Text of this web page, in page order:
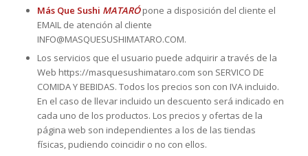
Más Que Sushi MATARÓpone a disposición del cliente el
EMAIL de atención al cliente
INFO@MASQUESUSHIMATARO.COM.
Los servicios que el usuario puede adquirir a través de la
Web https://masquesushimataro.com son SERVICO DE
COMIDA Y BEBIDAS. Todos los precios son con IVA incluido.
En el caso de llevar incluido un descuento será indicado en
cada uno de los productos. Los precios y ofertas de la
página web son independientes a los de las tiendas
físicas, pudiendo coincidir o no con ellos.